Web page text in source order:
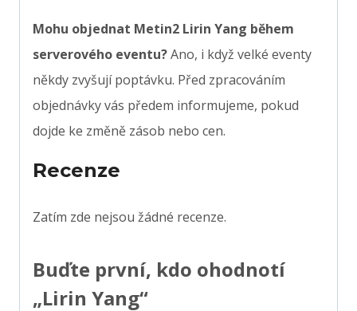
Mohu objednat Metin2 Lirin Yang během
serverového eventu?Ano, i když velké eventy
někdy zvyšují poptávku. Před zpracováním
objednávky vás předem informujeme, pokud
dojde ke změně zásob nebo cen.
Recenze
Zatím zde nejsou žádné recenze.
Buďte první, kdo ohodnotí
„Lirin Yang“